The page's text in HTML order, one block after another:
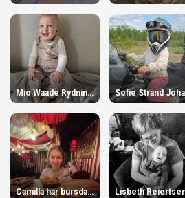
Mio Waade Rydningen 1 år
Camilla har bursdag! 24 år